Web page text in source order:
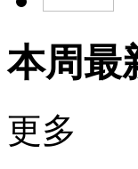
本周最
更多